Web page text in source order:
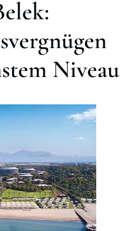
Niveau